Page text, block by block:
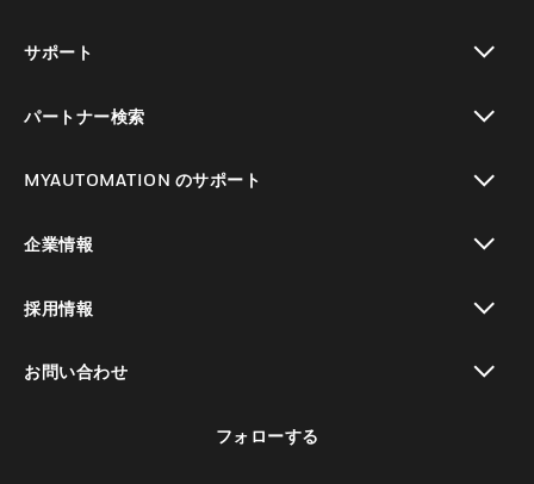
サポート
パートナー検索
MYAUTOMATION のサポート
企業情報
採用情報
お問い合わせ
フォローする